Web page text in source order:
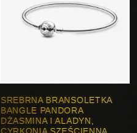
SREBRNA BRANSOLETKA
BANGLE PANDORA
DŻASMINA I ALADYN,